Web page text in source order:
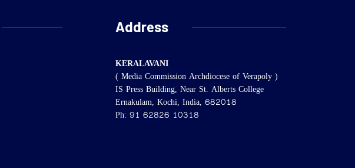
Address
KERALAVANI
( Media Commission Archdiocese of Verapoly )
IS Press Building, Near St. Alberts College
Ernakulam, Kochi, India, 682018
Ph: 91 62826 10318